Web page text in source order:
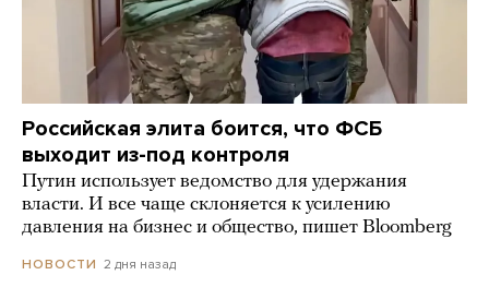
Российская элита боится, что ФСБ
выходит из-под контроля
Путин использует ведомство для удержания
власти. И все чаще склоняется к усилению
давления на бизнес и общество, пишет Bloomberg
НОВОСТИ 2 дня назад